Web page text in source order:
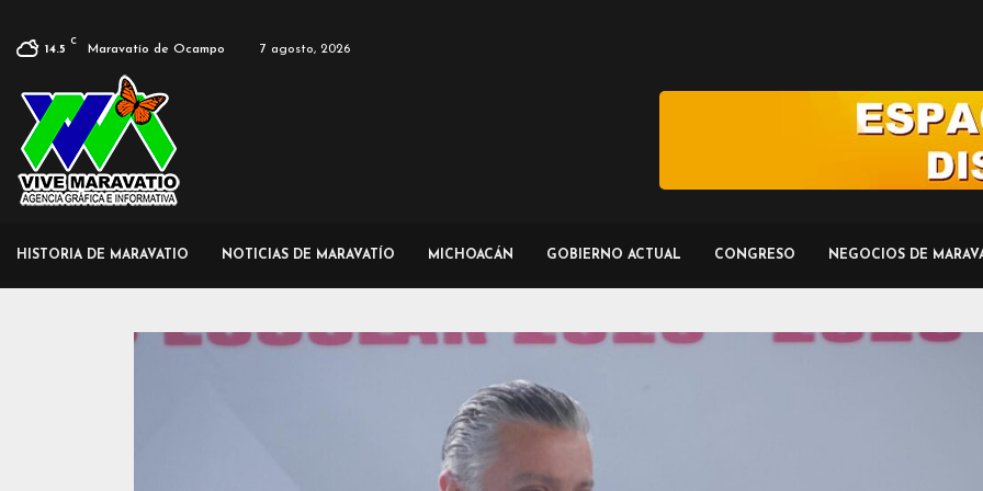
14.5
C
Maravatío de Ocampo 7 agosto, 2026
HISTORIA DE MARAVATIO NOTICIAS DE MARAVATÍO MICHOACÁN GOBIERNO ACTUAL CONGRESO NEGOCIOS DE